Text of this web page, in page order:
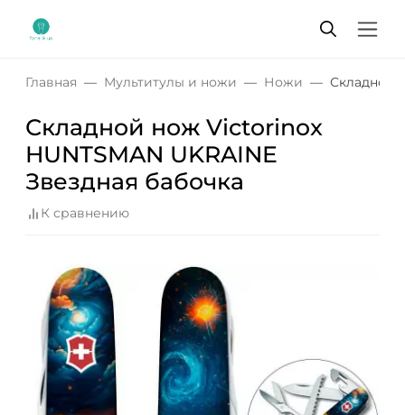
Главная Мультитулы и ножи Ножи Складной
Складной нож Victorinox
HUNTSMAN UKRAINE
Звездная бабочка
К сравнению